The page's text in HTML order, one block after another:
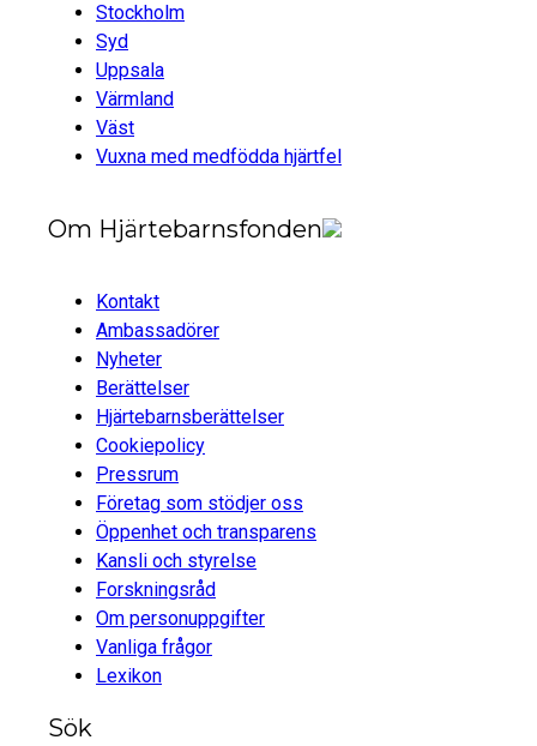
Stockholm
Syd
Uppsala
Värmland
Väst
Vuxna med medfödda hjärtfel
Om Hjärtebarnsfonden
Kontakt
Ambassadörer
Nyheter
Berättelser
Hjärtebarnsberättelser
Cookiepolicy
Pressrum
Företag som stödjer oss
Öppenhet och transparens
Kansli och styrelse
Forskningsråd
Om personuppgifter
Vanliga frågor
Lexikon
Sök